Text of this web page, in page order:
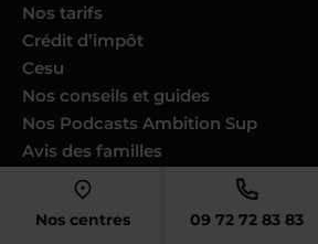
Nos centres 09 72 72 83 83
Nos tarifs
Crédit d’impôt
Cesu
Nos conseils et guides
Nos Podcasts Ambition Sup
Avis des familles
Avis des enseignants
Catalogues produits